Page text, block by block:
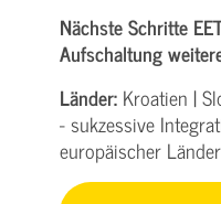
Nächste Schritte
Aufschaltung
Länder: Kroatien |
- sukzessive
europäischer Länder